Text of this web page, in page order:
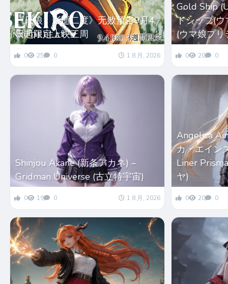
《只狼：影逝二度》无败预告9月4
日起限定上映三周
0 25 0 1 8 月, 2026
Gold Ship
ドシップ(
(ウマ娘プ
0 20 0
Shinjou Akane (新条アカネ) –
Gridman Universe (古立特宇宙)
0 19 0 1 8 月, 2026
Angelica
カ・エイン
Liner
ヤ)
0 20 0